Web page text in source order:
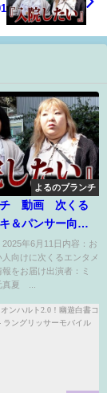
よるのブランチ
チ 動画 次くる
＆パンサー向井
日年6月11日内容：お
向けに次くるエンタメ
をお届け出演者：ミ
夏 ...